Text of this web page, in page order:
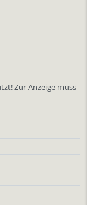
Zur Anzeige muss